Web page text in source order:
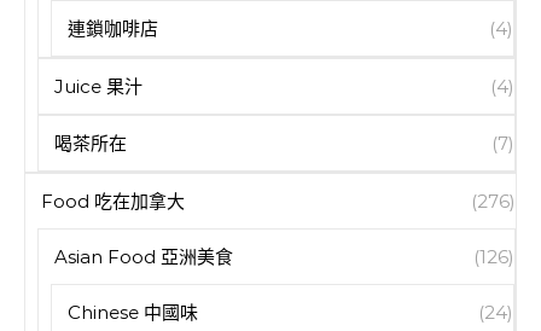
連鎖咖啡店 (4)
Juice 果汁 (4)
喝茶所在 (7)
Food 吃在加拿大 (276)
Asian Food 亞洲美食 (126)
Chinese 中國味 (24)